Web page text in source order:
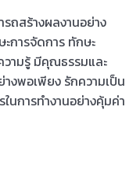
ถสร้างผลงานอย่าง
การจัดการ ทักษะ
วามรู้ มีคุณธรรมและ
งพอเพียง รักความเป็น
นการทำงานอย่างคุ้มค่า